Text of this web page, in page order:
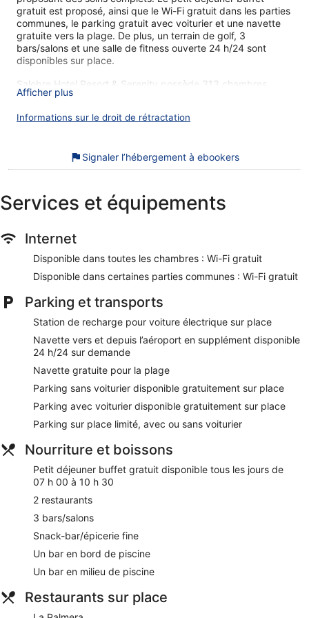
gratuit est proposé, ainsi que le Wi-Fi gratuit dans les parties
communes, le parking gratuit avec voiturier et une navette
gratuite vers la plage. De plus, un terrain de golf, 3
bars/salons et une salle de fitness ouverte 24 h/24 sont
disponibles sur place.
Salobre Hotel Resort & Serenity possède 313 chambres
comprenant la climatisation, un minibar et des peignoirs.
d'une connexion sans fil. Les salles de bain comprennent une
possèdent un fer / une planche à repasser et des rideaux
occultants. Un service de ménage est fourni tous les jours.
Vous pouvez vous détendre autour d'une partie de golf sur
un parcours 36 trous. Une piscine pour enfants et 7 piscines
comprennent également un sauna et une salle de fitness
ouverte 24 h/24.
Les clients de moins de 16 ans ne sont pas admis dans la
piscine.
accessibles directement sur place ou à proximité. Ces
activités peuvent faire l'objet de frais supplémentaires.
Le spa BeAloe Wellness dispose de 8 salles de soins. Les
services proposés incluent des soins du visage et des soins
corporels. Le spa comprend un sauna et un hammam.
Le spa est ouvert tous les jours. Les clients de moins de 16
ans ne sont pas admis dans l'enceinte du spa.
Lors de votre séjour dans Salobre Hotel Resort & Serenity,
vous ne serez qu'à quelques minutes à pied de Club de golf
Salobre Golf Resort. Vous pourrez profiter de services et
équipements comme le petit déjeuner gratuit, l'accès Wi-Fi à
Internet gratuit et un parking gratuit avec voiturier. Cet
hébergement propose certains services et équipements pour
gamelles pour l'eau et la nourriture et des bacs à litière.
voiturier gratuits
Vous profiterez de spécialités Cuisine internationale à
Sens, l'un des 2 restaurants et 3 bars/lounges de
Afficher plus
Informations sur le droit de rétractation
Signaler l’hébergement à ebookers
Services et équipements
Internet
Disponible dans toutes les chambres : Wi-Fi gratuit
Disponible dans certaines parties communes : Wi-Fi gratuit
Parking et transports
Station de recharge pour voiture électrique sur place
Navette vers et depuis l’aéroport en supplément disponible
24 h/24 sur demande
Navette gratuite pour la plage
Parking sans voiturier disponible gratuitement sur place
Parking avec voiturier disponible gratuitement sur place
Parking sur place limité, avec ou sans voiturier
Nourriture et boissons
Petit déjeuner buffet gratuit disponible tous les jours de
07 h 00 à 10 h 30
2 restaurants
3 bars/salons
Snack-bar/épicerie fine
Un bar en bord de piscine
Un bar en milieu de piscine
Restaurants sur place